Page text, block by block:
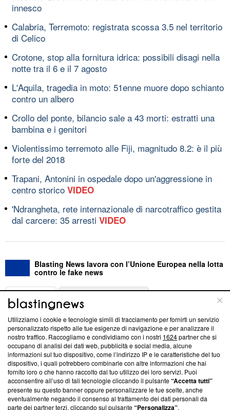
innesco
Calabria, Terremoto: registrata scossa 3.5 nel territorio
di Celico
Crotone, stop alla fornitura idrica: possibili disagi nella
notte tra il 6 e il 7 agosto
L'Aquila, tragedia in moto: 51enne muore dopo schianto
contro un albero
Crollo del ponte, bilancio sale a 43 morti: estratti una
bambina e i genitori
Violentissimo terremoto alle Fiji, magnitudo 8.2: è il più
forte del 2018
Trapani, Antonini in ospedale dopo un'aggressione in
centro storico VIDEO
'Ndrangheta, rete internazionale di narcotraffico gestita
dal carcere: 35 arresti VIDEO
Blasting News lavora con l’Unione Europea nella lotta
contro le fake news
ABOUT
Questa sezione offre informazioni trasparenti su Blasting
News, sui nostri processi editoriali e su come ci impegniamo a
creare news di qualità. Inoltre, afferma la nostra aderenza a
‘Trust Project - News with Integrity’Blasting News non è
ancora membro del programma, ma ha richiesto di farne
parte; Trust Project non ha ancora effettuato una verifica di
conformità agli standard.
Utilizziamo i cookie e tecnologie simili di tracciamento per fornirti un servizio
personalizzato rispetto alle tue esigenze di navigazione e per analizzare il
nostro traffico. Raccogliamo e condividiamo con i nostri 1624partner che si
occupano di analisi dei dati web, pubblicità e social media, alcune
informazioni sul tuo dispositivo, come l’indirizzo IP e le caratteristiche del tuo
dispositivo, i quali potrebbero combinarle con altre informazioni che hai
fornito loro o che hanno raccolto dal tuo utilizzo dei loro servizi. Puoi
acconsentire all’uso di tali tecnologie cliccando il pulsante“Accetta tutti”
presente su questo banner oppure personalizzare le tue scelte, anche
eventualmente negando il consenso al trattamento dei dati personali da
parte dei partner terzi, cliccando sul pulsante“Personalizza”.